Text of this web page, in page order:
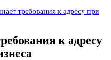
требования к адресу при
к адресу